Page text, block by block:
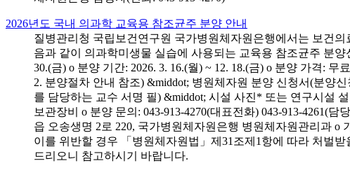
2026년도 국내 의과학 교육용 참조균주 분양 안내
질병관리청 국립보건연구원 국가병원체자원은행에서는 보건
음과 같이 의과학미생물 실습에 사용되는 교육용 참조균주 분
30.(금) o 분양 기간: 2026. 3. 16.(월) ~ 12. 18.(금) o 분양 가격:
2. 분양절차 안내 참조) &middot; 병원체자원 분양 신청서(분양
를 담당하는 교수 서명 필) &middot; 시설 사진* 또는 연구시설
보관장비 o 분양 문의: 043-913-4270(대표전화) 043-913-4261(
읍 오송생명 2로 220, 국가병원체자원은행 병원체자원관리과
이를 위반할 경우 「병원체자원법」제31조제1항에 따라 처벌
드리오니 참고하시기 바랍니다.